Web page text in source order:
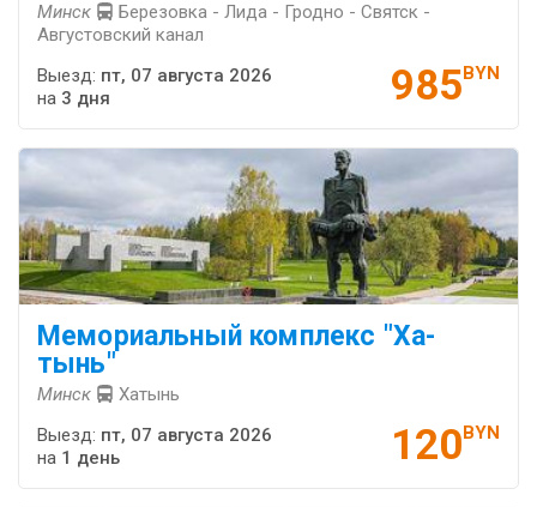
Минск
Березовка - Лида - Гродно - Святск -
Августовский канал
985BYN
Выезд: пт, 07 августа 2026
на 3 дня
Ме­мо­ри­аль­ный ком­плекс "Ха­
тынь"
Минск Хатынь
120BYN
Выезд: пт, 07 августа 2026
на 1 день